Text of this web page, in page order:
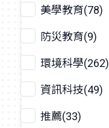
美學教育(78)
防災教育(9)
環境科學(262)
資訊科技(49)
推薦(33)